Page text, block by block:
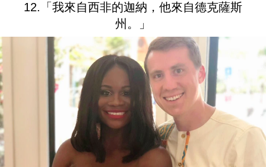
12.「我來自西非的迦納，他來自德克薩斯
州。」